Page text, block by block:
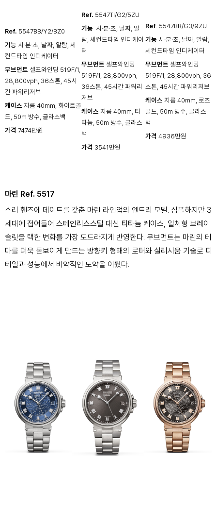
Ref. 5547BB/Y2/BZ0
기능 시·분·초, 날짜, 알람, 세
컨드타임 인디케이터
무브먼트 셀프와인딩 519F/1,
28,800vph, 36스톤, 45시
간 파워리저브
케이스 지름 40mm, 화이트골
드, 50m 방수, 글라스백
가격 7474만원
Ref. 5547TI/G2/5ZU
기능 ​ 시·분·초, 날짜, 알
람, 세컨드타임 인디케이
터
무브먼트 셀프와인딩
519F/1, 28,800vph,
36스톤, 45시간 파워리
저브
케이스 지름 40mm, 티
타늄, 50m 방수, 글라스
백
가격 3541만원
Ref. 5547BR/G3/9ZU
기능 시·분·초, 날짜, 알람,
세컨드타임 인디케이터
무브먼트 셀프와인딩
519F/1, 28,800vph, 36
스톤, 45시간 파워리저브
케이스 지름 40mm, 로즈
골드, 50m 방수, 글라스
백
가격 4936만원
마린 Ref. 5517
스리 핸즈에 데이트를 갖춘 마린 라인업의 엔트리 모델. 심플하지만 3
세대에 접어들어 스테인리스스틸 대신 티타늄 케이스, 일체형 브레이
슬릿을 택한 변화를 가장 도드라지게 반영한다. 무브먼트는 마린의 테
마를 더욱 돋보이게 만드는 방향키 형태의 로터와 실리시움 기술로 디
테일과 성능에서 비약적인 도약을 이뤘다.